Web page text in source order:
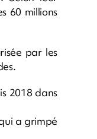
60 millions
par les
2018 dans
a grimpé